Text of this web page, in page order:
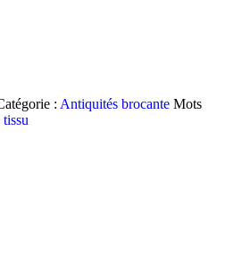
: Antiquités brocante Mots
tissu